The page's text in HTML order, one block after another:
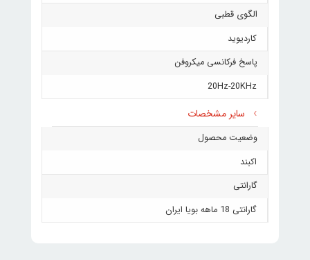
الگوی قطبی
کاردیوید
پاسخ فرکانسی میکروفن
20Hz-20KHz
سایر مشخصات
وضعیت محصول
اکبند
گارانتی
گارانتی 18 ماهه بویا ایران